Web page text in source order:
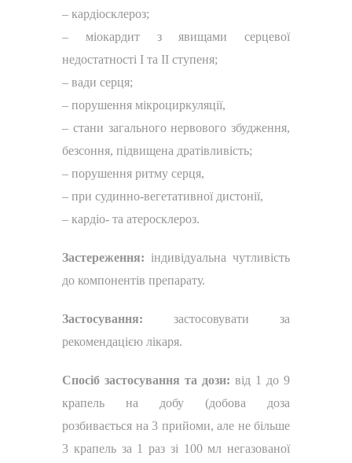
– кардіосклероз;
– міокардит з явищами серцевої
недостатності І та ІІ ступеня;
– вади серця;
– порушення мікроциркуляції,
– стани загального нервового збудження,
безсоння, підвищена дратівливість;
– порушення ритму серця,
– при судинно-вегетативної дистонії,
– кардіо- та атеросклероз.
Застереження: індивідуальна чутливість
до компонентів препарату.
Застосування: застосовувати за
рекомендацією лікаря.
Спосіб застосування та дози: від 1 до 9
крапель на добу (добова доза
розбивається на 3 прийоми, але не більше
3 крапель за 1 раз зі 100 мл негазованої